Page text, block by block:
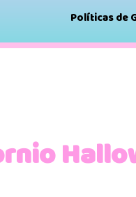
Políticas de